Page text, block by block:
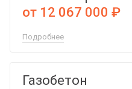
от 12 067 000 ₽
Подробнее
Газобетон